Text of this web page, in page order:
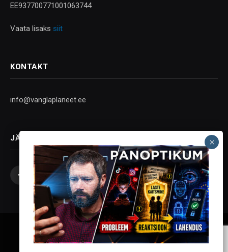
EE937700771001063744
Vaata lisaks siit
KONTAKT
info@vanglaplaneet.ee
JÄLGI SOTSIAALMEEDIAS
Facebook
X
(Twitter)
InstagramYouTubeTelegram
Vanglaplaneet - Vastupanu Vaim